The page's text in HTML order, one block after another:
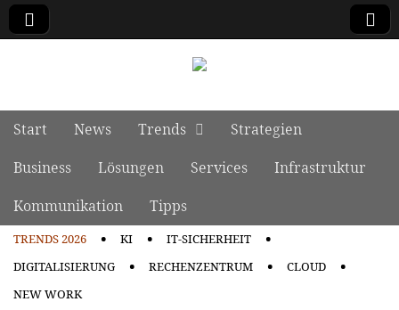
Main menu
Skip to content
Start News Trends
Strategien
Business
Lösungen Services
Infrastruktur
Kommunikation
Tipps
TRENDS 2026 KI
IT-SICHERHEIT
DIGITALISIERUNG
RECHENZENTRUM
CLOUD
NEW WORK